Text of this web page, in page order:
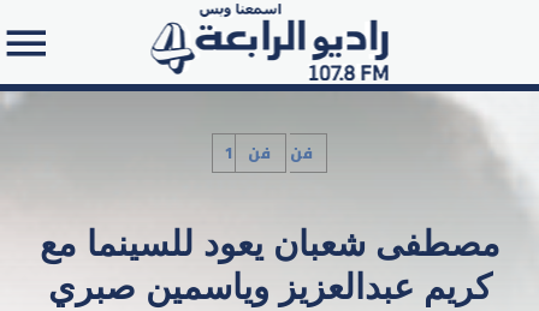
Search in the website:
1فن فن
مصطفى شعبان يعود للسينما مع
كريم عبدالعزيز وياسمين صبري